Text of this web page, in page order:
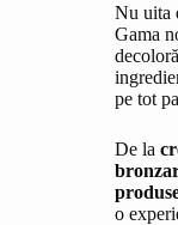
Nu uita
Gama
pe tot
De la
o